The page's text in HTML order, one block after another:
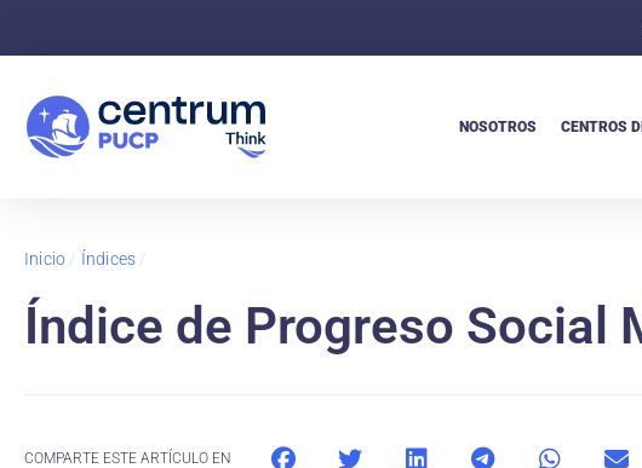
NOSOTROS CENTROS
Inicio / Índices /
Índice de Progreso Social
COMPARTE ESTE ARTÍCULO EN